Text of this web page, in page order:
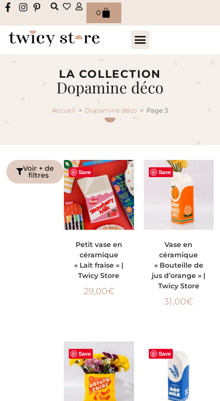
0
LA COLLECTION
Dopamine déco
Accueil > Dopamine déco > Page 3
Voir + de
filtres Save
PANIER
Petit vase en
céramique
« Lait fraise » |
Twicy Store
29,00€
Save
PANIER
Vase en
céramique
« Bouteille de
jus d’orange » |
Twicy Store
31,00€
Save Save